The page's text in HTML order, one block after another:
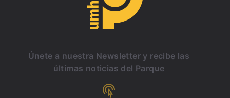
Únete a nuestra Newsletter y recibe las
últimas noticias del Parque